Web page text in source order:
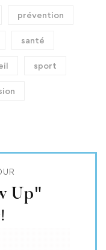
prévention
santé
sport
Up"